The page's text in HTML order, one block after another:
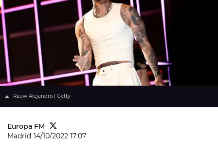
Rauw Alejandro | Getty
Europa FM
Madrid 14/10/2022 17:07